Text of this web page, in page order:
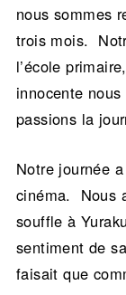
nous sommes
trois mois.
l’école
innocente
passions la
Notre journée
cinéma. Nous
souffle à
sentiment de
faisait que